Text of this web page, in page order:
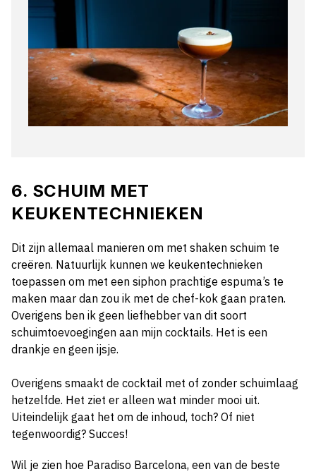
6. SCHUIM MET
KEUKENTECHNIEKEN
Dit zijn allemaal manieren om met shaken schuim te
creëren. Natuurlijk kunnen we keukentechnieken
toepassen om met een siphon prachtige espuma’s te
maken maar dan zou ik met de chef-kok gaan praten.
Overigens ben ik geen liefhebber van dit soort
schuimtoevoegingen aan mijn cocktails. Het is een
drankje en geen ijsje.
Overigens smaakt de cocktail met of zonder schuimlaag
hetzelfde. Het ziet er alleen wat minder mooi uit.
Uiteindelijk gaat het om de inhoud, toch? Of niet
tegenwoordig? Succes!
Wil je zien hoe Paradiso Barcelona, een van de beste